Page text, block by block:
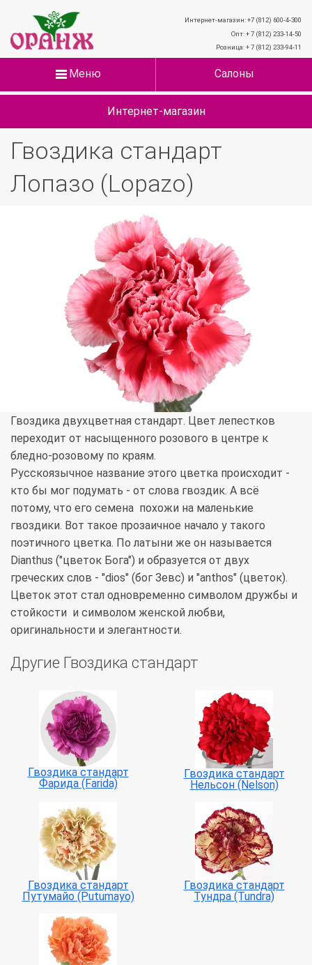
Интернет-магазин: +7 (812) 600-4-300
Опт: + 7 (812) 233-14-50
Розница: + 7 (812) 233-94-11
Меню Салоны
Интернет-магазин
Гвоздика стандарт
Лопазо (Lopazo)
Гвоздика двухцветная стандарт. Цвет лепестков
переходит от насыщенного розового в центре к
бледно-розовому по краям.
Русскоязычное название этого цветка происходит -
кто бы мог подумать - от слова гвоздик. А всё
потому, что его семена похожи на маленькие
гвоздики. Вот такое прозаичное начало у такого
поэтичного цветка. По латыни же он называется
Dianthus ("цветок Бога") и образуется от двух
греческих слов - "dios" (бог Зевс) и "anthos" (цветок).
Цветок этот стал одновременно символом дружбы и
стойкости и символом женской любви,
оригинальности и элегантности.
Другие Гвоздика стандарт
Гвоздика стандарт
Фарида (Farida)
Гвоздика стандарт
Нельсон (Nelson)
Гвоздика стандарт
Путумайо (Putumayo)
Гвоздика стандарт
Тундра (Tundra)